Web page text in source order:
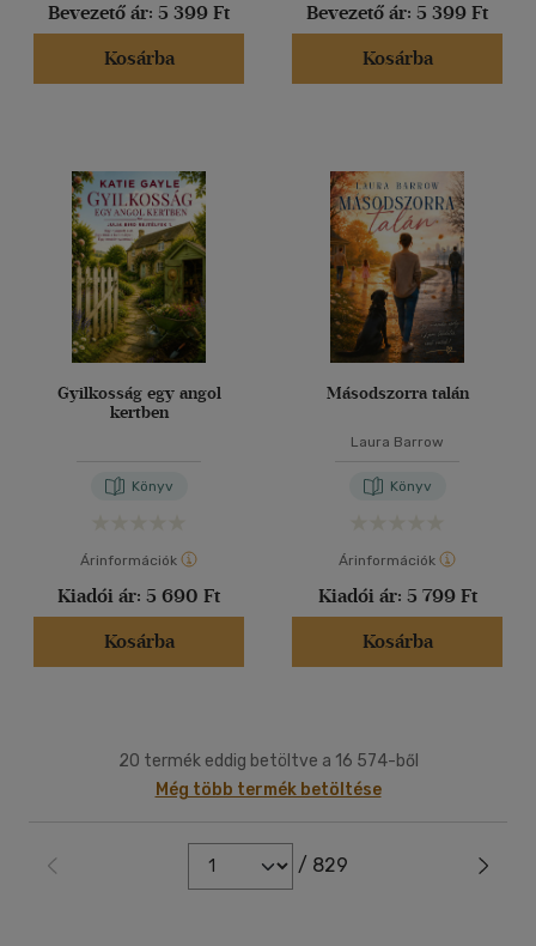
Bevezető ár: 5 399 Ft
Kosárba
Bevezető ár: 5 399 Ft
Kosárba
Gyilkosság egy angol
kertben
Könyv
Árinformációk
Kiadói ár: 5 690 Ft
Kosárba
Másodszorra talán
Laura Barrow
Könyv
Árinformációk
Kiadói ár: 5 799 Ft
Kosárba
20 termék eddig betöltve a 16 574-ből
Még több termék betöltése
/ 829